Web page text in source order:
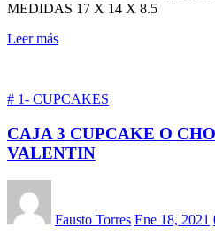
MEDIDAS 17 X 14 X 8.5
Leer más
# 1- CUPCAKES
CAJA 3 CUPCAKE O
VALENTIN
Fausto Torres Ene 18, 2021